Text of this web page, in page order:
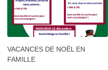
VACANCES DE NOËL EN
FAMILLE